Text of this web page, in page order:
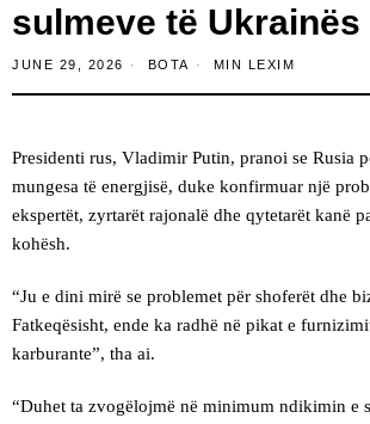
sulmeve të Ukrainës
JUNE 29, 2026 BOTA MIN LEXIM
Presidenti rus, Vladimir Putin, pranoi se Rusia
mungesa të energjisë, duke konfirmuar një
ekspertët, zyrtarët rajonalë dhe qytetarët kanë
kohësh.
“Ju e dini mirë se problemet për shoferët dhe
Fatkeqësisht, ende ka radhë në pikat e
karburante”, tha ai.
“Duhet ta zvogëlojmë në minimum ndikimin e